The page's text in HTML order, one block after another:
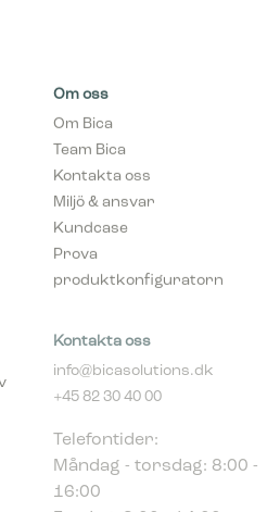
Om oss
Om Bica
Team Bica
Kontakta oss
Miljö & ansvar
Kundcase
Prova
produktkonfiguratorn
+45 82 30 40 00
Måndag - torsdag: 8:00 -
16:00
Fredag: 8:00 - 14:00